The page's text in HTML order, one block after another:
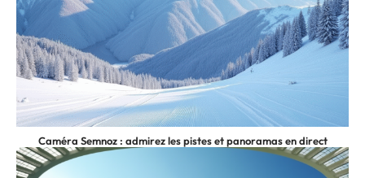
Caméra Semnoz : admirez les pistes et panoramas en direct